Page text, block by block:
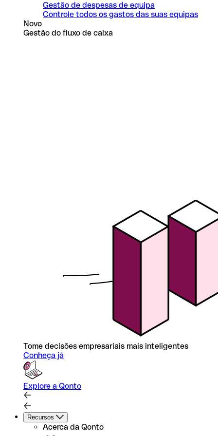
Gestão de despesas de equipa
Controle todos os gastos das suas equipas
Novo
Gestão do fluxo de caixa
Tome decisões empresariais mais inteligentes
Conheça já
Explore a Qonto
Recursos
Acerca da Qonto